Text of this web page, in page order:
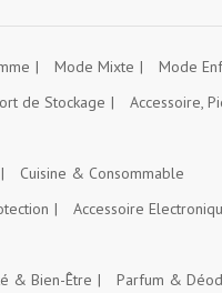
Mode Mixte Mode
de Stockage
Accessoire,
Cuisine & Consommable
Accessoire
& Bien-Être Parfum &